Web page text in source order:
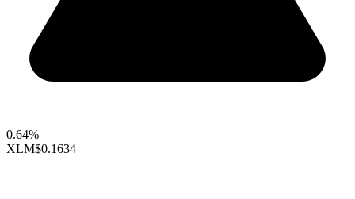
0.64%
XLM$0.1634